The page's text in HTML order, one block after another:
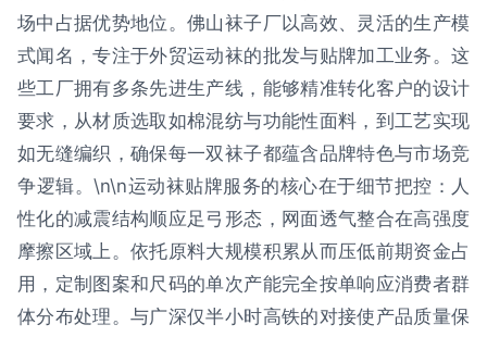
场中占据优势地位。佛山袜子厂以高效、灵活的生产模
式闻名，专注于外贸运动袜的批发与贴牌加工业务。这
些工厂拥有多条先进生产线，能够精准转化客户的设计
要求，从材质选取如棉混纺与功能性面料，到工艺实现
如无缝编织，确保每一双袜子都蕴含品牌特色与市场竞
争逻辑。\n\n运动袜贴牌服务的核心在于细节把控：人
性化的减震结构顺应足弓形态，网面透气整合在高强度
摩擦区域上。依托原料大规模积累从而压低前期资金占
用，定制图案和尺码的单次产能完全按单响应消费者群
体分布处理。与广深仅半小时高铁的对接使产品质量保